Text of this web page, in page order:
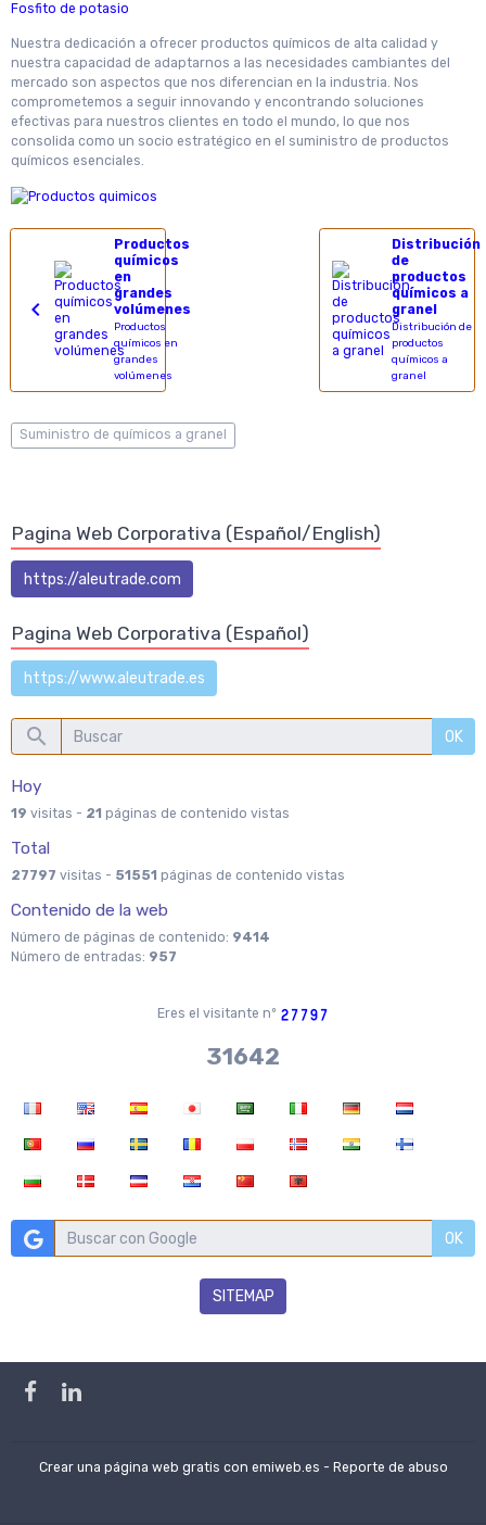
Fosfito de potasio
Nuestra dedicación a ofrecer productos químicos de alta calidad y
nuestra capacidad de adaptarnos a las necesidades cambiantes del
mercado son aspectos que nos diferencian en la industria. Nos
comprometemos a seguir innovando y encontrando soluciones
efectivas para nuestros clientes en todo el mundo, lo que nos
consolida como un socio estratégico en el suministro de productos
químicos esenciales.
Productos
químicos
en
grandes
volúmenes
Productos
químicos en
grandes
volúmenes
Distribución
de
productos
químicos a
granel
Distribución de
productos
químicos a
granel
Suministro de químicos a granel
Pagina Web Corporativa (Español/English)
https://aleutrade.com
Pagina Web Corporativa (Español)
https://www.aleutrade.es
OK
Hoy
19 visitas - 21 páginas de contenido vistas
Total
27797 visitas - 51551 páginas de contenido vistas
Contenido de la web
Número de páginas de contenido: 9414
Número de entradas: 957
Eres el visitante nº
37970
OK
SITEMAP
Crear una página web gratis con emiweb.es - Reporte de abuso